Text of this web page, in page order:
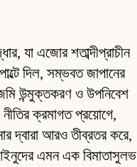
যা এজোর শতাব্দীপ্রাচীন
দিল, সম্ভবত জাপানের
উন্মুক্তকরণ ও উপনিবেশ
ক্রমাগত প্রয়োগে,
দ্বারা আরও তীব্রতর করে,
এমন এক বিমাতাসুলভ